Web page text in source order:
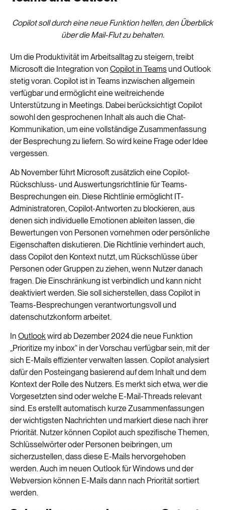
Copilot soll durch eine neue Funktion helfen, den Überblick
über die Mail-Flut zu behalten.
Um die Produktivität im Arbeitsalltag zu steigern, treibt
Microsoft die Integration von Copilot in Teamsund Outlook
stetig voran. Copilot ist in Teams inzwischen allgemein
verfügbar und ermöglicht eine weitreichende
Unterstützung in Meetings. Dabei berücksichtigt Copilot
sowohl den gesprochenen Inhalt als auch die Chat-
Kommunikation, um eine vollständige Zusammenfassung
der Besprechung zu liefern. So wird keine Frage oder Idee
vergessen.
Ab November führt Microsoft zusätzlich eine Copilot-
Rückschluss- und Auswertungsrichtlinie für Teams-
Besprechungen ein. Diese Richtlinie ermöglicht IT-
Administratoren, Copilot-Antworten zu blockieren, aus
denen sich individuelle Emotionen ableiten lassen, die
Bewertungen von Personen vornehmen oder persönliche
Eigenschaften diskutieren. Die Richtlinie verhindert auch,
dass Copilot den Kontext nutzt, um Rückschlüsse über
Personen oder Gruppen zu ziehen, wenn Nutzer danach
fragen. Die Einschränkung ist verbindlich und kann nicht
deaktiviert werden. Sie soll sicherstellen, dass Copilot in
Teams-Besprechungen verantwortungsvoll und
datenschutzkonform arbeitet.
In Outlookwird ab Dezember 2024 die neue Funktion
„Prioritize my inbox“ in der Vorschau verfügbar sein, mit der
sich E-Mails effizienter verwalten lassen. Copilot analysiert
dafür den Posteingang basierend auf dem Inhalt und dem
Kontext der Rolle des Nutzers. Es merkt sich etwa, wer die
Vorgesetzten sind oder welche E-Mail-Threads relevant
sind. Es erstellt automatisch kurze Zusammenfassungen
der wichtigsten Nachrichten und markiert diese nach ihrer
Priorität. Nutzer können Copilot auch spezifische Themen,
Schlüsselwörter oder Personen beibringen, um
sicherzustellen, dass diese E-Mails hervorgehoben
werden. Auch im neuen Outlook für Windows und der
Webversion können E-Mails dann nach Priorität sortiert
werden.